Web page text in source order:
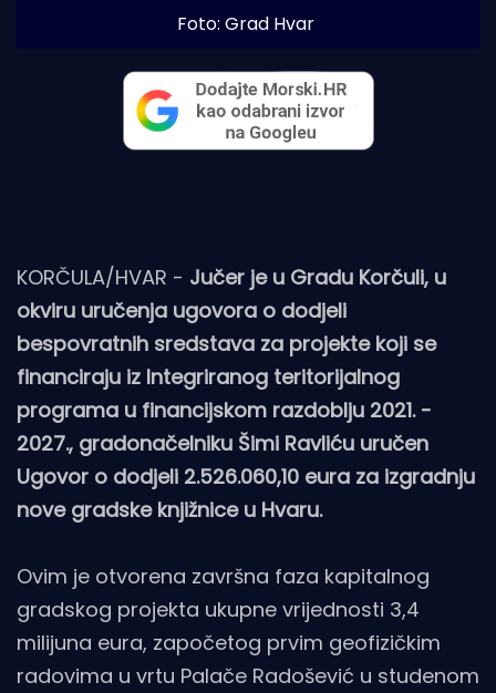
Foto: Grad Hvar
KORČULA/HVAR - Jučer je u Gradu Korčuli, u
okviru uručenja ugovora o dodjeli
bespovratnih sredstava za projekte koji se
financiraju iz Integriranog teritorijalnog
programa u financijskom razdoblju 2021. -
2027., gradonačelniku Šimi Ravliću uručen
Ugovor o dodjeli 2.526.060,10 eura za izgradnju
nove gradske knjižnice u Hvaru.
Ovim je otvorena završna faza kapitalnog
gradskog projekta ukupne vrijednosti 3,4
milijuna eura, započetog prvim geofizičkim
radovima u vrtu Palače Radošević u studenom